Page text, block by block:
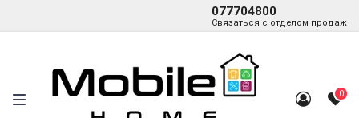
077704800
Связаться с отделом продаж
0